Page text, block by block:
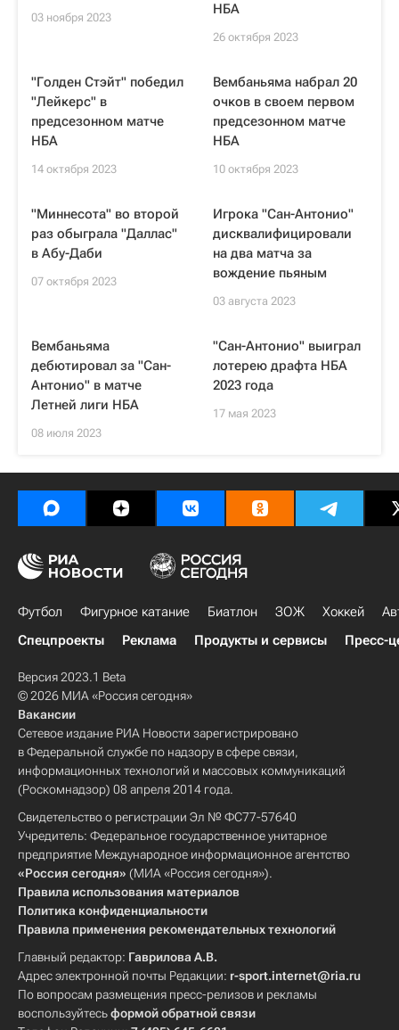
03 ноября 2023
НБА
26 октября 2023
"Голден Стэйт" победил
"Лейкерс" в
предсезонном матче
НБА
14 октября 2023
Вембаньяма набрал 20
очков в своем первом
предсезонном матче
НБА
10 октября 2023
"Миннесота" во второй
раз обыграла "Даллас"
в Абу-Даби
07 октября 2023
Игрока "Сан-Антонио"
дисквалифицировали
на два матча за
вождение пьяным
03 августа 2023
Вембаньяма
дебютировал за "Сан-
Антонио" в матче
Летней лиги НБА
08 июля 2023
"Сан-Антонио" выиграл
лотерею драфта НБА
2023 года
17 мая 2023
Футбол Фигурное катание Биатлон ЗОЖ Хоккей
Спецпроекты
Реклама Продукты и сервисы Пресс-
Версия 2023.1 Beta
© 2026 МИА «Россия сегодня»
Вакансии
Сетевое издание РИА Новости зарегистрировано
в Федеральной службе по надзору в сфере связи,
информационных технологий и массовых коммуникаций
(Роскомнадзор) 08 апреля 2014 года.
Свидетельство о регистрации Эл № ФС77-57640
Учредитель: Федеральное государственное унитарное
предприятие Международное информационное агентство
«Россия сегодня» (МИА «Россия сегодня»).
Правила использования материалов
Политика конфиденциальности
Правила применения рекомендательных технологий
Главный редактор: Гаврилова А.В.
Адрес электронной почты Редакции: r-sport.internet@ria.ru
По вопросам размещения пресс-релизов и рекламы
воспользуйтесьформой обратной связи